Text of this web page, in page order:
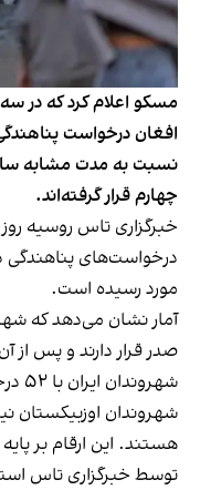
افغان درخواست
نسبت به مدت مشابه
چهارم قرار گرفته‌اند.
مورد رسیده است.
شهروندان ایران با ۵۲ درخواست قرار گرفته‌اند.
هستند. این ارقام بر
توسط خبرگزاری تاس